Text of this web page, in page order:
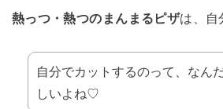
熱っつ・熱つのまんまるピザは、自
自分でカットするのって、なん
しいよね♡